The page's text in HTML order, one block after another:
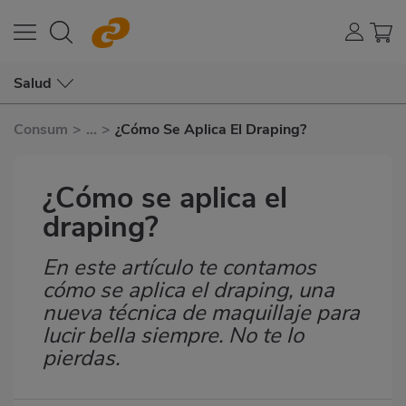
Salud
Consum > ... > ¿Cómo Se Aplica El Draping?
¿Cómo se aplica el
draping?
Subtítulo
En este artículo te contamos
cómo se aplica el draping, una
nueva técnica de maquillaje para
lucir bella siempre. No te lo
pierdas.